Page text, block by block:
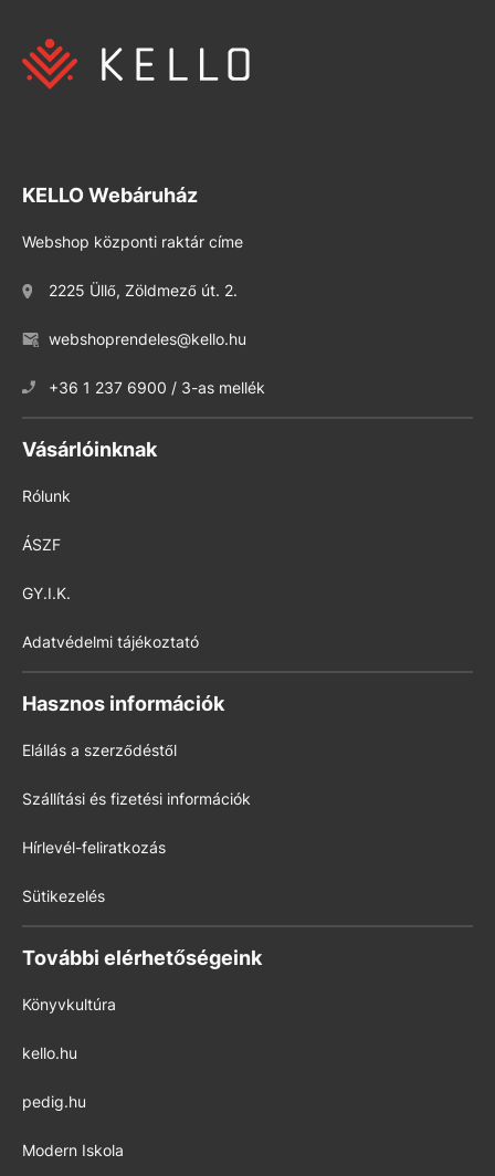
KELLO Webáruház
Webshop központi raktár címe
2225 Üllő, Zöldmező út. 2.
webshoprendeles@kello.hu
+36 1 237 6900 / 3-as mellék
Vásárlóinknak
Rólunk
ÁSZF
GY.I.K.
Adatvédelmi tájékoztató
Hasznos információk
Elállás a szerződéstől
Szállítási és fizetési információk
Hírlevél-feliratkozás
Sütikezelés
További elérhetőségeink
Könyvkultúra
kello.hu
pedig.hu
Modern Iskola